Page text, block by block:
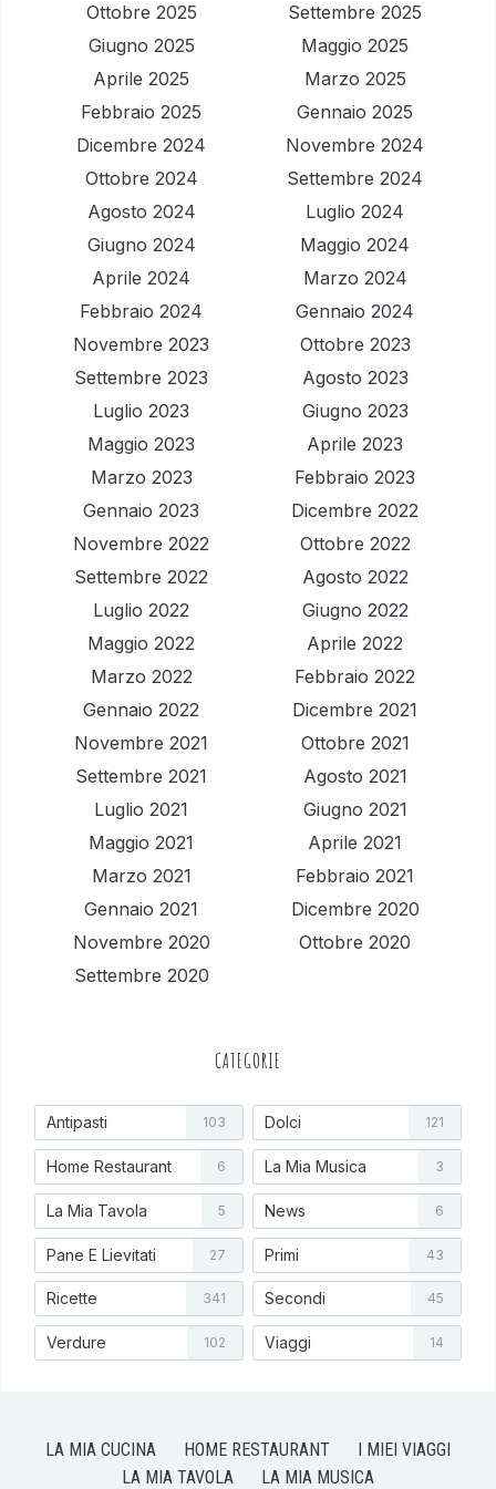
Ottobre 2025
Settembre 2025
Giugno 2025
Maggio 2025
Aprile 2025
Marzo 2025
Febbraio 2025
Gennaio 2025
Dicembre 2024
Novembre 2024
Ottobre 2024
Settembre 2024
Agosto 2024
Luglio 2024
Giugno 2024
Maggio 2024
Aprile 2024
Marzo 2024
Febbraio 2024
Gennaio 2024
Novembre 2023
Ottobre 2023
Settembre 2023
Agosto 2023
Luglio 2023
Giugno 2023
Maggio 2023
Aprile 2023
Marzo 2023
Febbraio 2023
Gennaio 2023
Dicembre 2022
Novembre 2022
Ottobre 2022
Settembre 2022
Agosto 2022
Luglio 2022
Giugno 2022
Maggio 2022
Aprile 2022
Marzo 2022
Febbraio 2022
Gennaio 2022
Dicembre 2021
Novembre 2021
Ottobre 2021
Settembre 2021
Agosto 2021
Luglio 2021
Giugno 2021
Maggio 2021
Aprile 2021
Marzo 2021
Febbraio 2021
Gennaio 2021
Dicembre 2020
Novembre 2020
Ottobre 2020
Settembre 2020
CATEGORIE
Antipasti 103 Dolci 121
Home Restaurant 6 La Mia Musica 3
La Mia Tavola 5 News 6
Pane E Lievitati 27 Primi 43
Ricette 341 Secondi 45
Verdure 102 Viaggi 14
LA MIA CUCINA HOME RESTAURANT
I MIEI VIAGGI
LA MIA TAVOLA
LA MIA MUSICA